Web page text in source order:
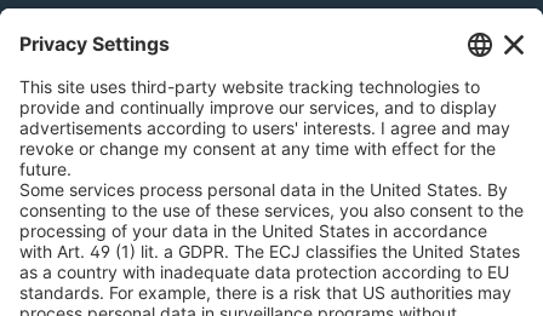
Lifting Beam Configurator
Encontra produtos florestais
Catálogos
INFORMAÇÃO LEGAL
Certificados
Contrato de conta de conteúdo
Termos e condições